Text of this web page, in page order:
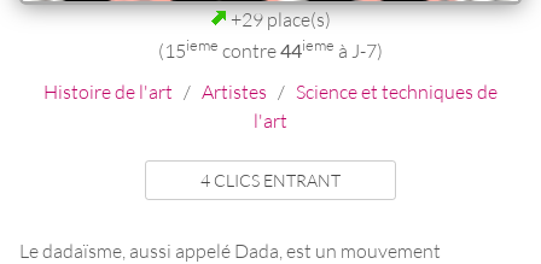
+29 place(s)
(15ieme contre44ieme à J-7)
Histoire de l'art / Artistes / Science et techniques de
l'art
4 CLICS ENTRANT
Le dadaïsme, aussi appelé Dada, est un mouvement